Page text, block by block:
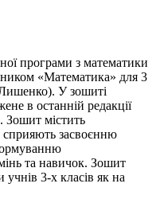
програми з математики
«Математика» для 3
У зошиті
в останній редакції
Зошит містить
сприяють засвоєнню
та навичок. Зошит
учнів 3-х класів як на